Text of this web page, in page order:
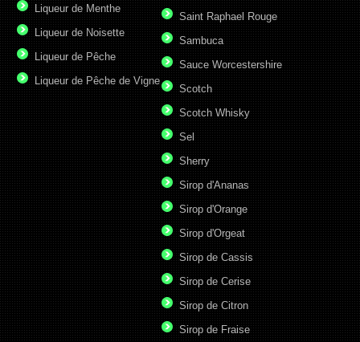
Liqueur de Menthe
Liqueur de Noisette
Liqueur de Pêche
Liqueur de Pêche de Vigne
Saint Raphael Rouge
Sambuca
Sauce Worcestershire
Scotch
Scotch Whisky
Sel
Sherry
Sirop d'Ananas
Sirop d'Orange
Sirop d'Orgeat
Sirop de Cassis
Sirop de Cerise
Sirop de Citron
Sirop de Fraise